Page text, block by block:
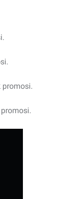
promosi.